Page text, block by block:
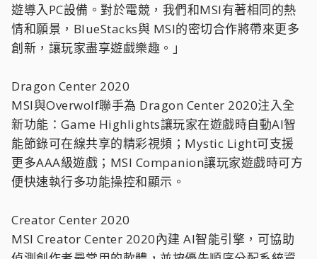
遊導入PC設備。對於電競，我們和MSI有著相同的熱
情和願景，BlueStacks與 MSI的密切合作將帶來更多
創新，讓玩家盡享遊戲樂趣。」
Dragon Center 2020
MSI與Overwolf聯手為 Dragon Center 2020注入全
新功能：Game Highlights讓玩家在遊戲時自動AI智
能節錄可在線共享的精彩視頻；Mystic Light可支援
更多AAA級遊戲；MSI Companion讓玩家遊戲時可方
便快速執行多功能操控和顯示。
Creator Center 2020
MSI Creator Center 2020內建 AI智能引擎，可協助